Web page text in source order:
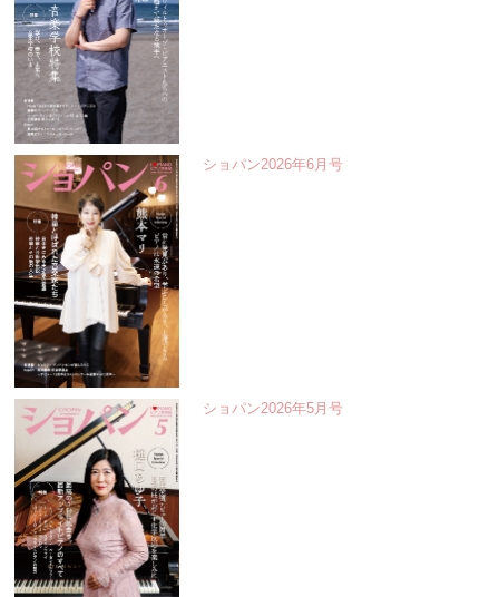
ショパン2026年6月号
ショパン2026年5月号